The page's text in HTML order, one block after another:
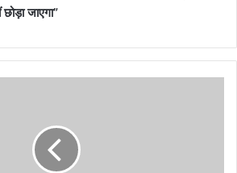
छोड़ा जाएगा”